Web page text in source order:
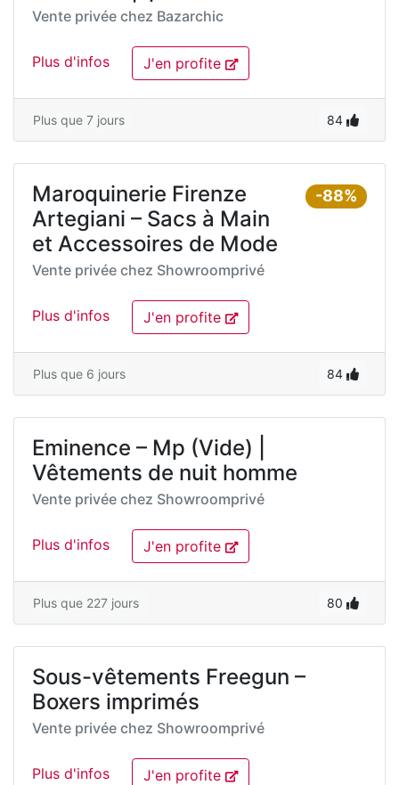
Vente privée chez Bazarchic
Plus d'infos J'en profite
Plus que 7 jours 84
-88%
Maroquinerie Firenze
Artegiani – Sacs à Main
et Accessoires de Mode
Vente privée chez Showroomprivé
Plus d'infos J'en profite
Plus que 6 jours 84
Eminence – Mp (Vide) |
Vêtements de nuit homme
Vente privée chez Showroomprivé
Plus d'infos J'en profite
Plus que 227 jours 80
Sous-vêtements Freegun –
Boxers imprimés
Vente privée chez Showroomprivé
Plus d'infos J'en profite